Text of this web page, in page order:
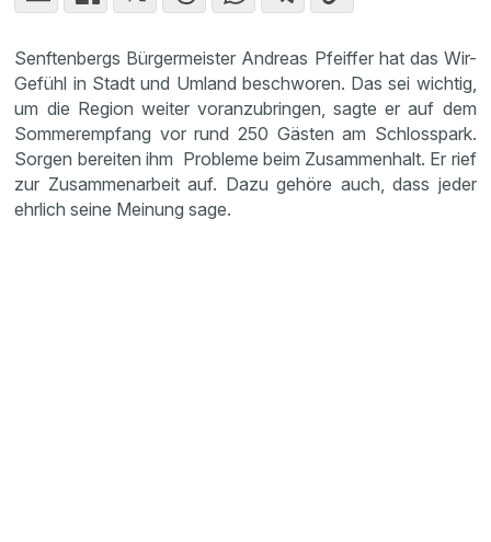
Senftenbergs Bürgermeister Andreas Pfeiffer hat das Wir-
Gefühl in Stadt und Umland beschworen. Das sei wichtig,
um die Region weiter voranzubringen, sagte er auf dem
Sommerempfang vor rund 250 Gästen am Schlosspark.
Sorgen bereiten ihm Probleme beim Zusammenhalt. Er rief
zur Zusammenarbeit auf. Dazu gehöre auch, dass jeder
ehrlich seine Meinung sage.